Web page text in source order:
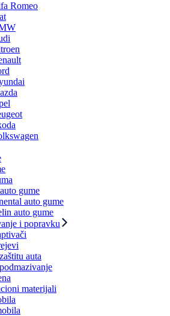
Romeo
gume
auto gume
auto gume
i popravku
auta
materijali